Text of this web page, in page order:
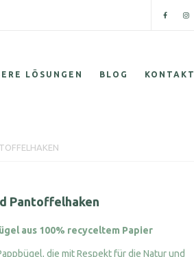
LÖSUNGEN BLOG KONTAKT
Pantoffelhaken
aus 100% recyceltem Papier
die mit Respekt für die Natur und